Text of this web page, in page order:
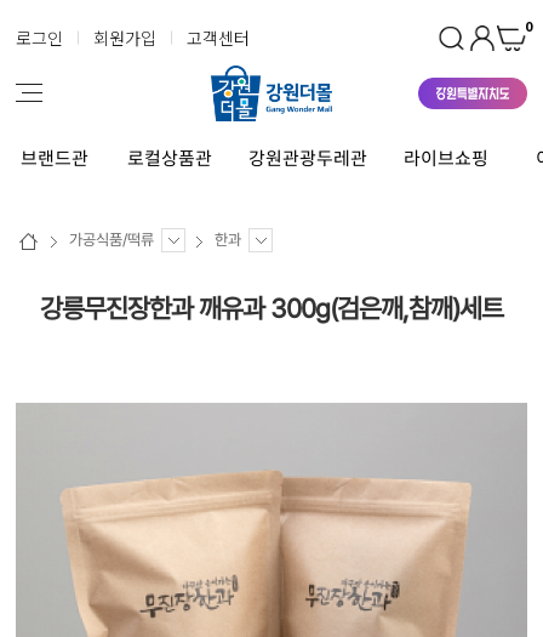
로그인 회원가입 고객센터 0
브랜드관 로컬상품관 강원관광두레관 라이브쇼핑
가공식품/떡류 한과
강릉무진장한과 깨유과 300g(검은깨,참깨)세트